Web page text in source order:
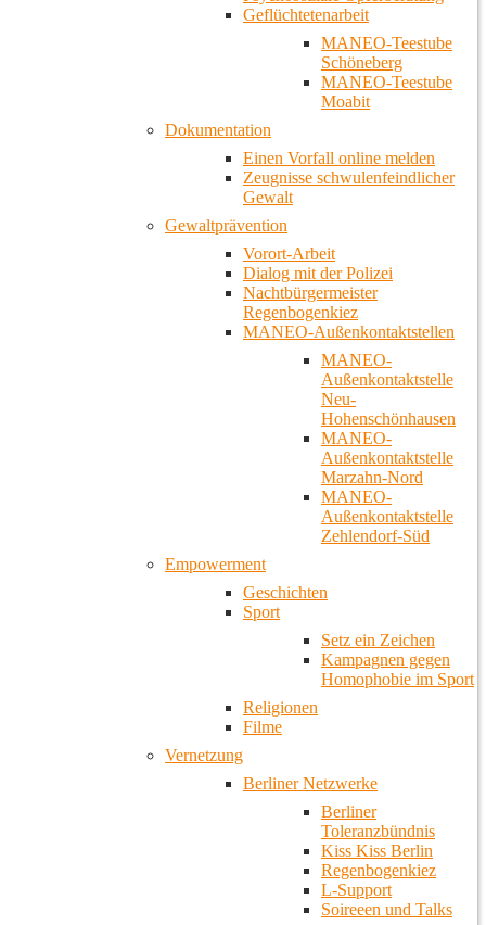
Geflüchtetenarbeit
MANEO-Teestube
Schöneberg
MANEO-Teestube
Moabit
Dokumentation
Einen Vorfall online melden
Zeugnisse schwulenfeindlicher
Gewalt
Gewaltprävention
Vorort-Arbeit
Dialog mit der Polizei
Nachtbürgermeister
Regenbogenkiez
MANEO-Außenkontaktstellen
MANEO-
Außenkontaktstelle
Neu-
Hohenschönhausen
MANEO-
Außenkontaktstelle
Marzahn-Nord
MANEO-
Außenkontaktstelle
Zehlendorf-Süd
Empowerment
Geschichten
Sport
Setz ein Zeichen
Kampagnen gegen
Homophobie im Sport
Religionen
Filme
Vernetzung
Berliner Netzwerke
Berliner
Toleranzbündnis
Kiss Kiss Berlin
Regenbogenkiez
L-Support
Soireeen und Talks